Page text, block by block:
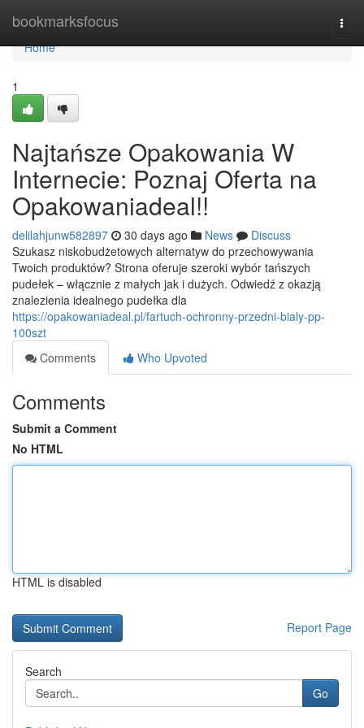
bookmarksfocus
Home
Home
1
Najtańsze Opakowania W
Internecie: Poznaj Oferta na
Opakowaniadeal!!
delilahjunw582897 30 days ago News
Discuss
Szukasz niskobudżetowych alternatyw do przechowywania
Twoich produktów? Strona oferuje szeroki wybór tańszych
pudełek – włącznie z małych jak i dużych. Odwiedź z okazją
znalezienia idealnego pudełka dla
https://opakowaniadeal.pl/fartuch-ochronny-przedni-bialy-pp-
100szt
Comments
Who Upvoted
Comments
Submit a Comment
No HTML
HTML is disabled
Report Page
Search
Go